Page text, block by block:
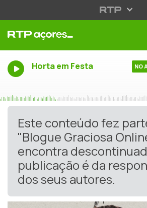
Horta em Festa NO
Este conteúdo fez
"Blogue Graciosa
encontra
publicação é da
dos seus autores.